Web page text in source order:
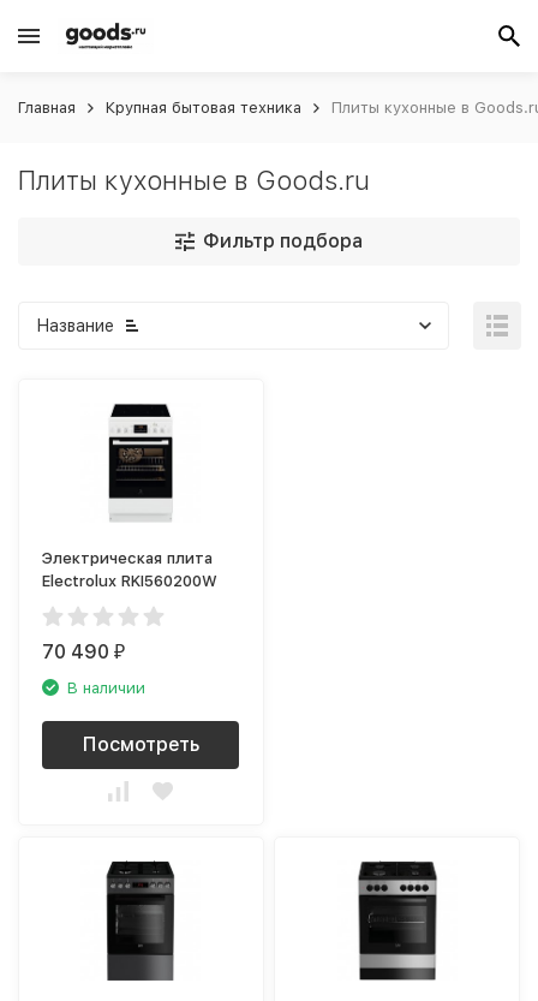
Главная Крупная бытовая техника Плиты кухонные в
Плиты кухонные в Goods.ru
Фильтр подбора
Название
Электрическая плита
Electrolux RKI560200W
70 490₽
В наличии
Посмотреть